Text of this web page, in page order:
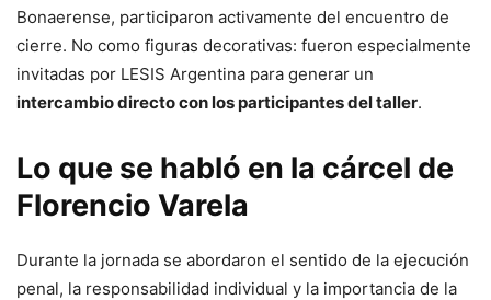
Bonaerense, participaron activamente del encuentro de
cierre. No como figuras decorativas: fueron especialmente
invitadas por LESIS Argentina para generar un
intercambio directo con los participantes del taller.
Lo que se habló en la cárcel de
Florencio Varela
Durante la jornada se abordaron el sentido de la ejecución
penal, la responsabilidad individual y la importancia de la